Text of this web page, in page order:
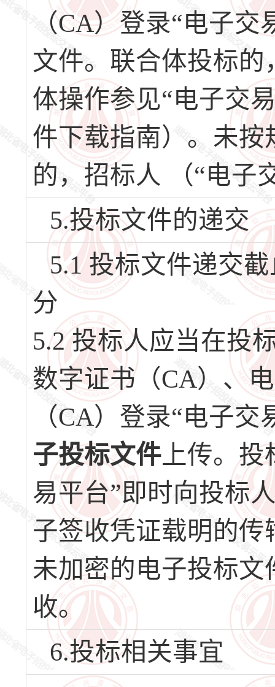
（CA）登录“电子
文件。联合体投标
体操作参见“电子交
件下载指南）。未按
的，招标人 （“电子
5.投标文件的递交
5.1 投标文件递交
分
5.2 投标人应当在投
数字证书（CA）、
（CA）登录“电子
子投标文件 上传。
易平台”即时向投标
子签收凭证载明的
未加密的电子投标文
收。
6.投标相关事宜